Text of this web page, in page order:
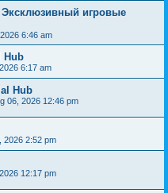
Эксклюзивный игровые
6:46 am
Hub
6:17 am
Hub
06, 2026 12:46 pm
2026 2:52 pm
12:17 pm